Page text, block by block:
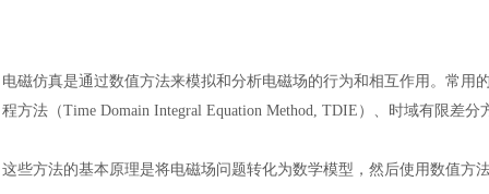
电磁仿真是通过数值方法来模拟和分析电磁场的行为和相互作用。常用
程方法（Time Domain Integral Equation Method, TDIE）、时域有限差
这些方法的基本原理是将电磁场问题转化为数学模型，然后使用数值